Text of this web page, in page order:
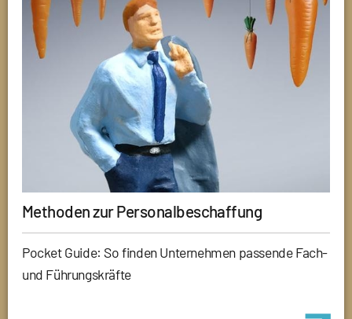
Methoden zur Personalbeschaffung
Pocket Guide: So finden Unternehmen passende Fach-
und Führungskräfte